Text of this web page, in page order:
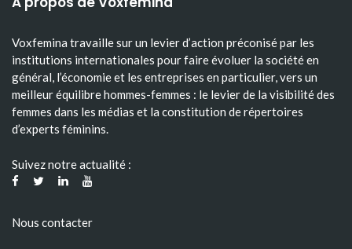
Voxfemina travaille sur un levier d’action préconisé par les
institutions internationales pour faire évoluer la société en
général, l’économie et les entreprises en particulier, vers un
meilleur équilibre hommes-femmes : le levier de la visibilité des
femmes dans les médias et la constitution de répertoires
d’experts féminins.
Suivez notre actualité :
Nous contacter